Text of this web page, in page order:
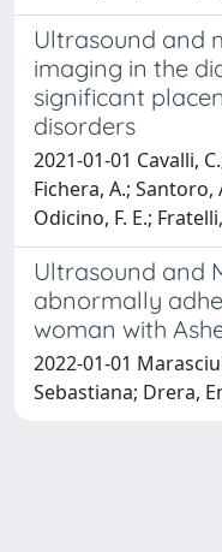
Ultrasound and
imaging in the
significant
disorders
2021-01-01 Cavalli,
Fichera, A.; Santoro,
Odicino, F. E.;
Ultrasound and
abnormally
woman with
2022-01-01
Sebastiana; Drera,